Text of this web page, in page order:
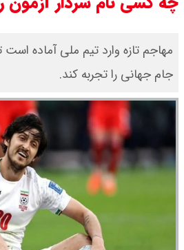
جام جهانی را تجربه کند.